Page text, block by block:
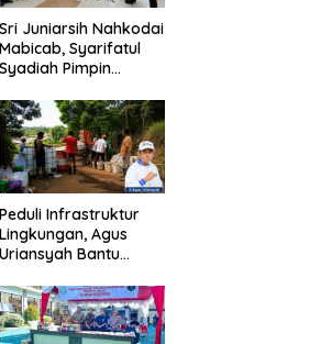
Sri Juniarsih Nahkodai
Mabicab, Syarifatul
Syadiah Pimpin
Berau 2026–2031
Peduli Infrastruktur
Lingkungan, Agus
Uriansyah Bantu
Jalan di Gang Angsa